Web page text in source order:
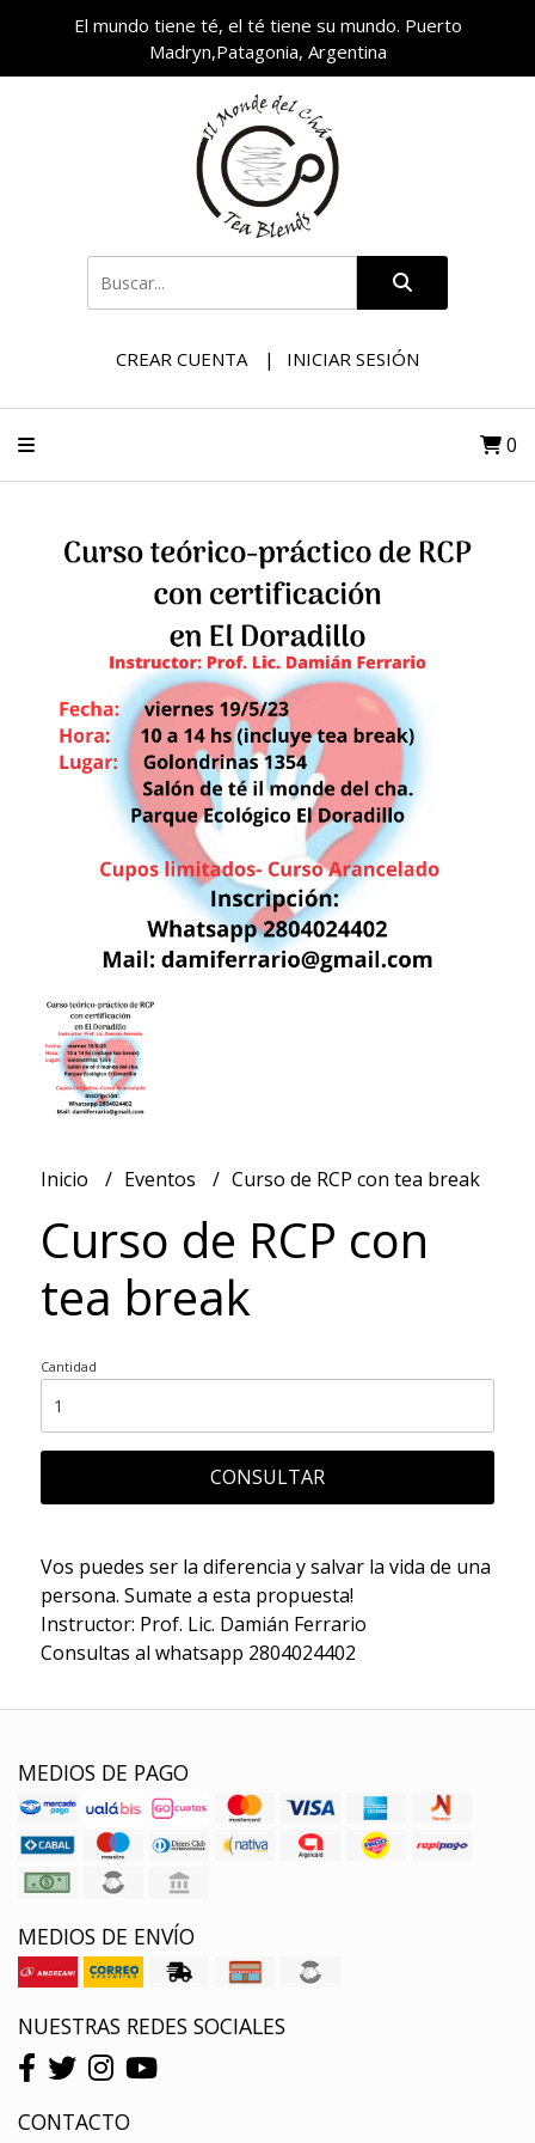
El mundo tiene té, el té tiene su mundo. Puerto
Madryn,Patagonia, Argentina
CREAR CUENTA INICIAR SESIÓN
0
Inicio Eventos Curso de RCP con tea break
Curso de RCP con
tea break
Cantidad
CONSULTAR
Vos puedes ser la diferencia y salvar la vida de una
persona. Sumate a esta propuesta!
Instructor: Prof. Lic. Damián Ferrario
Consultas al whatsapp 2804024402
MEDIOS DE PAGO
MEDIOS DE ENVÍO
NUESTRAS REDES SOCIALES
CONTACTO